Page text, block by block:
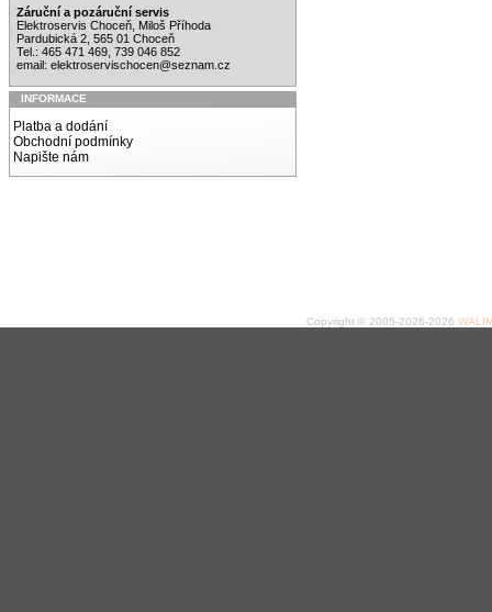
Záruční a pozáruční servis
Elektroservis Choceň, Miloš Příhoda
Pardubická 2, 565 01 Choceň
Tel.: 465 471 469, 739 046 852
email: elektroservischocen@seznam.cz
INFORMACE
Platba a dodání
Obchodní podmínky
Napište nám
Copyright © 2005-2026-2026